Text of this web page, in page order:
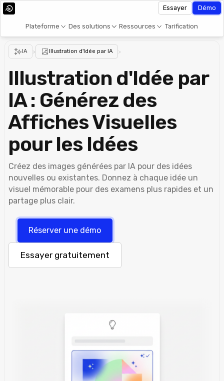
Plateforme Des solutions Ressources Tarification
Essayer Démo
IA > Illustration d'Idée par IA >
Illustration d'Idée par
IA : Générez des
Affiches Visuelles
pour les Idées
Créez des images générées par IA pour des idées
nouvelles ou existantes. Donnez à chaque idée un
visuel mémorable pour des examens plus rapides et un
partage plus clair.
Réserver une démo
Essayer gratuitement